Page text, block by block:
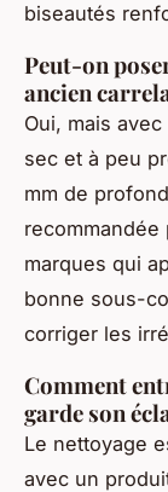
biseautés
Peut-on
ancien
Oui, mais
sec et à peu
mm de
marques qui
bonne sous-
corriger les
Comment
garde son
Le nettoyage
avec un